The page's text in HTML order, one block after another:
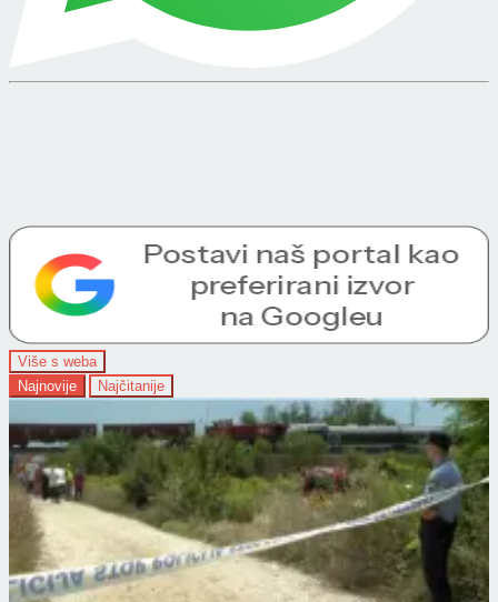
Više s weba
Najnovije
Najčitanije